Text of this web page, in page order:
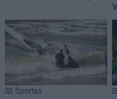
Sportas